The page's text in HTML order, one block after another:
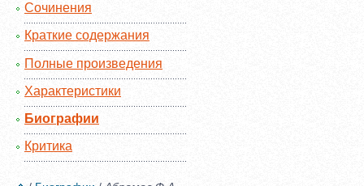
Сочинения
Краткие содержания
Полные произведения
Характеристики
Биографии
Критика